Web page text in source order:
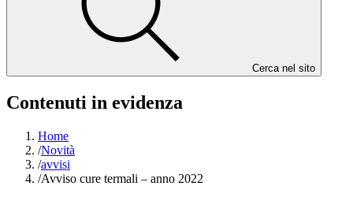
Cerca nel sito
Contenuti in evidenza
Home
/Novità
/avvisi
/Avviso cure termali – anno 2022